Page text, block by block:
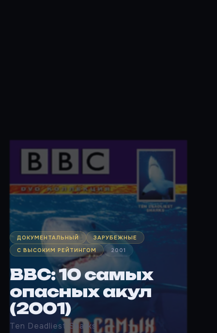
ДОКУМЕНТАЛЬНЫЙ
ЗАРУБЕЖНЫЕ
С ВЫСОКИМ РЕЙТИНГОМ
2001
BBC: 10 самых
опасных акул
(2001)
Ten Deadliest Sharks